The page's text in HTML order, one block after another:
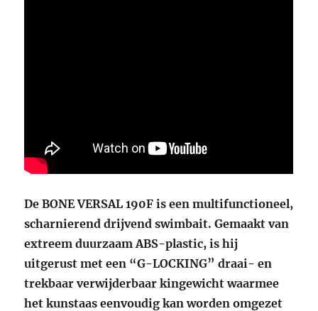
De BONE VERSAL 190F is een multifunctioneel,
scharnierend drijvend swimbait. Gemaakt van
extreem duurzaam ABS-plastic, is hij
uitgerust met een “G-LOCKING” draai- en
trekbaar verwijderbaar kingewicht waarmee
het kunstaas eenvoudig kan worden omgezet